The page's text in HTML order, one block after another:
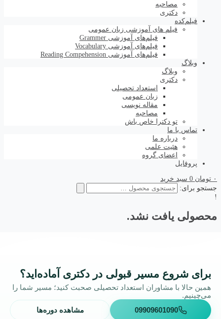
مصاحبه
دکتری
فیلم‌کده
فیلم های آموزشی زبان عمومی
فیلم‌های آموزشی Grammer
فیلم‌های آموزشی Vocabulary
فیلم‌های آموزشی Reading Compehension
وبلاگ
وبلاگ
دکتری
استعداد تحصیلی
زبان عمومی
مقاله نویسی
مصاحبه
تو دکترا خاص باش
تماس با ما
درباره ما
هئیت علمی
اعضای گروه
پروفایل
۰ تومان 0 سبد خرید
جستجو برای:
!
محصولی یافت نشد.
برای شروع مسیر قبولی در دکتری آماده‌اید؟
همین حالا با مشاوران استعداد تحصیلی صحبت کنید؛ مسیر شما را
می‌چینیم.
09909601090 مشاهده دوره‌ها